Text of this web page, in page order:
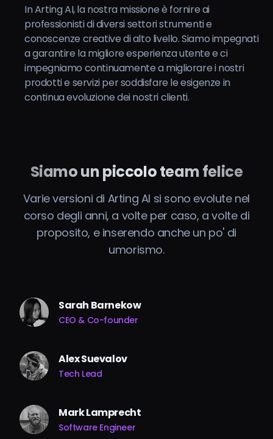
In Arting AI, la nostra missione è fornire ai
professionisti di diversi settori strumenti e
conoscenze creative di alto livello. Siamo impegnati
a garantire la migliore esperienza utente e ci
impegniamo continuamente a migliorare i nostri
prodotti e servizi per soddisfare le esigenze in
continua evoluzione dei nostri clienti.
Siamo un piccolo team felice
Varie versioni di Arting AI si sono evolute nel
corso degli anni, a volte per caso, a volte di
proposito, e inserendo anche un po' di
umorismo.
Sarah Barnekow
CEO & Co-founder
Alex Suevalov
Tech Lead
Mark Lamprecht
Software Engineer